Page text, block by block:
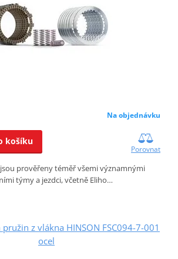
Na objednávku
košíku
Porovnat
prověřeny téměř všemi významnými
týmy a jezdci, včetně Eliho…
z vlákna HINSON FSC094-7-001
ocel